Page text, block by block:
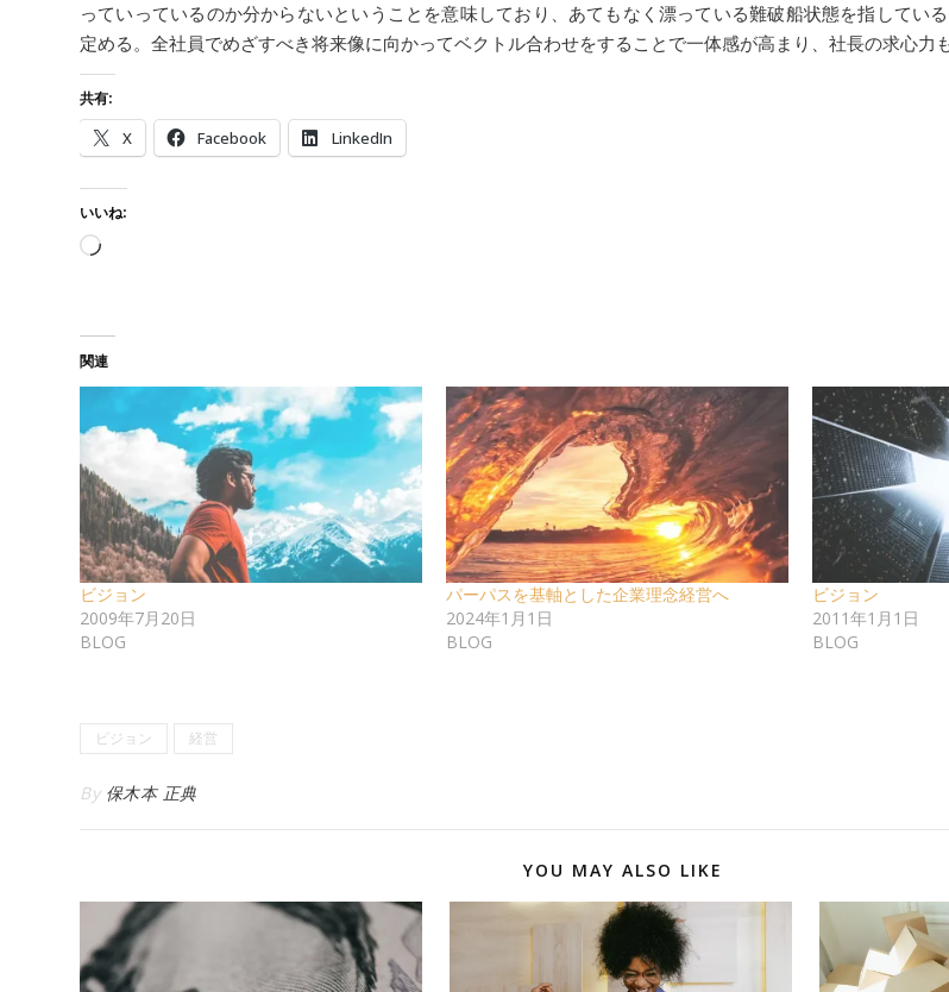
っていっているのか分からないということを意味しており、あてもなく漂っている難破船状態を指してい
定める。全社員でめざすべき将来像に向かってベクトル合わせをすることで一体感が高まり、社長の求心力も
共有:
X Facebook LinkedIn
いいね:
読み込み中…
関連
ビジョン
2009年7月20日
BLOG
パーパスを基軸とした企業理念経営へ
2024年1月1日
BLOG
ビジョン
2011年1月1日
BLOG
ビジョン 経営
By 保木本 正典
YOU MAY ALSO LIKE